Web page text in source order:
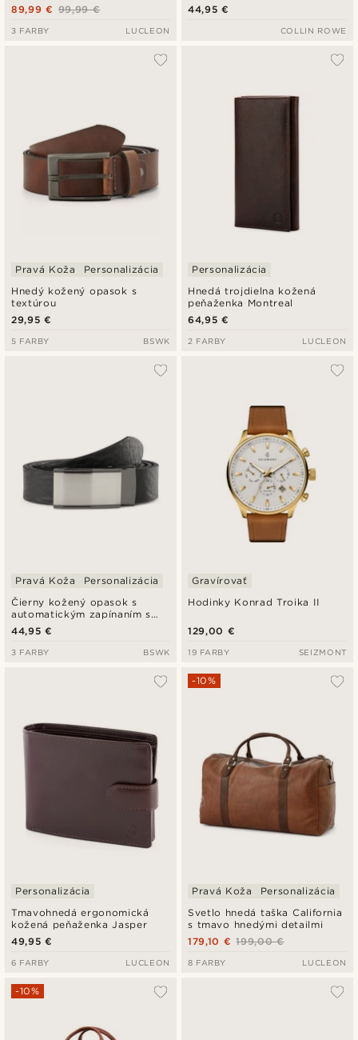
99,99 €
89,99 €
3 FARBY LUCLEON
44,95 €
COLLIN ROWE
Hnedý kožený opasok s
textúrou
Pravá Koža Personalizácia
29,95 €
5 FARBY BSWK
Hnedá trojdielna kožená
peňaženka Montreal
Personalizácia
64,95 €
2 FARBY LUCLEON
Čierny kožený opasok s
automatickým zapínaním s
plnou sponou
Pravá Koža Personalizácia
44,95 €
3 FARBY BSWK
Hodinky Konrad Troika II
Gravírovať
129,00 €
19 FARBY SEIZMONT
Tmavohnedá ergonomická
kožená peňaženka Jasper
Personalizácia
49,95 €
6 FARBY LUCLEON
Svetlo hnedá taška California
s tmavo hnedými detailmi
-10%
Pravá Koža Personalizácia
199,00 €
179,10 €
8 FARBY LUCLEON
-10%